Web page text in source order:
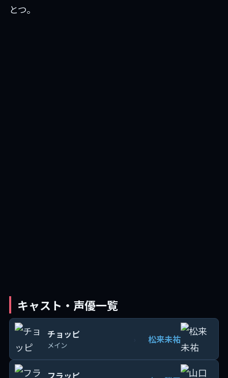
とつ。
キャスト・声優一覧
チョッピ
メイン 松来未祐
フラッピ